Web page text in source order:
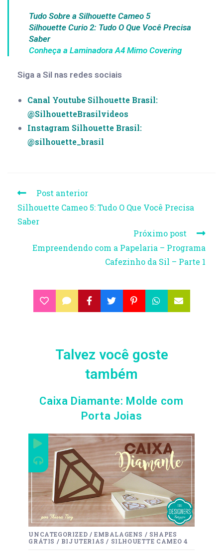
Tudo Sobre a Silhouette Cameo 5
Silhouette Curio 2: Tudo O Que Você Precisa
Saber
Conheça a Laminadora A4 Mimo Covering
Siga a Sil nas redes sociais
Canal Youtube Silhouette Brasil:
@SilhouetteBrasilvideos
Instagram Silhouette Brasil:
@silhouette_brasil
Post anterior
Silhouette Cameo 5: Tudo O Que Você Precisa
Saber
Próximo post
Empreendendo com a Papelaria – Programa
Cafezinho da Sil – Parte 1
Talvez você goste
também
Caixa Diamante: Molde com
Porta Joias
UNCATEGORIZED /EMBALAGENS / SHAPES
GRÁTIS / BIJUTERIAS / SILHOUETTE CAMEO 4